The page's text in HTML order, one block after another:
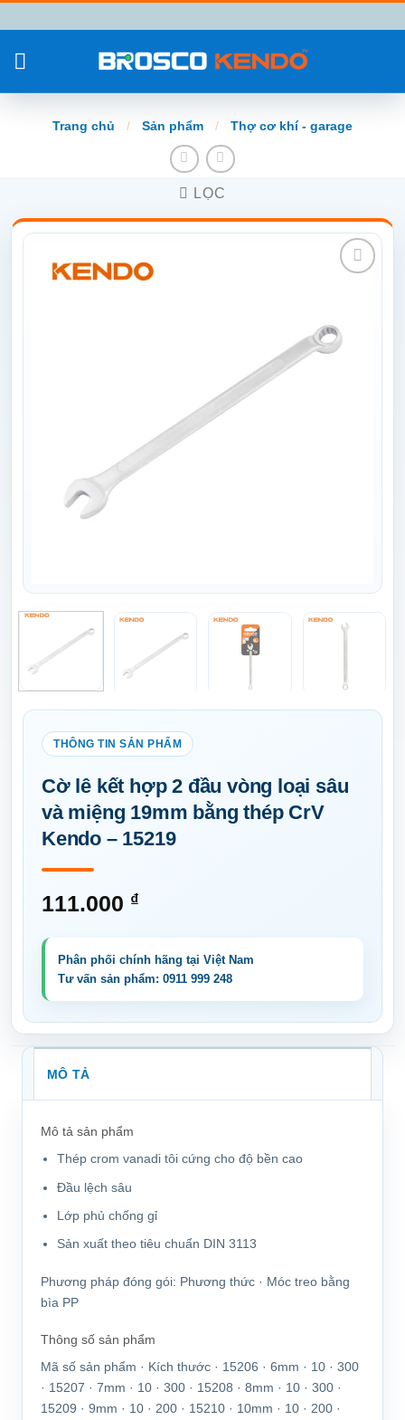
đến
nội
Trang chủ / Sản phẩm / Thợ cơ khí - garage
LỌC
Cờ lê kết hợp 2 đầu vòng loại sâu
và miệng 19mm bằng thép CrV
Kendo – 15219
111.000 ₫
MÔ TẢ
Mô tả sản phẩm
Thép crom vanadi tôi cứng cho độ bền cao
Đầu lệch sâu
Lớp phủ chống gỉ
Sản xuất theo tiêu chuẩn DIN 3113
Phương pháp đóng gói: Phương thức · Móc treo bằng
bìa PP
Thông số sản phẩm
Mã số sản phẩm · Kích thước · 15206 · 6mm · 10 · 300
· 15207 · 7mm · 10 · 300 · 15208 · 8mm · 10 · 300 ·
15209 · 9mm · 10 · 200 · 15210 · 10mm · 10 · 200 ·